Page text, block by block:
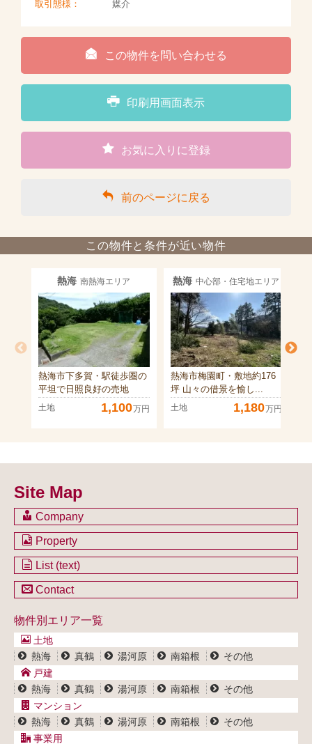
取引態様：
媒介
この物件を問い合わせる
印刷用画面表示
お気に入りに登録
前のページに戻る
この物件と条件が近い物件
熱海 南熱海エリア
熱海市下多賀・駅徒歩圏の
平坦で日照良好の売地
土地 1,100万円
熱海 中心部・住宅地エリア
熱海市梅園町・敷地約176
坪 山々の借景を愉し...
土地 1,180万円
Site Map
Company
会社のご案内
不動産を購入したい方
不動産を売却したい方
不動産買取システム
Property
土地一覧
戸建一覧
マンション一覧
事業用物件一覧
List (text)
土地一覧
マンション一覧
事業用物件一覧
Contact
ブログ
プライバシーポリシー
サイトポリシー
物件別エリア一覧
土地
熱海
真鶴 湯河原 南箱根
その他
戸建
熱海
真鶴 湯河原 南箱根
その他
マンション
熱海
真鶴 湯河原 南箱根
その他
事業用